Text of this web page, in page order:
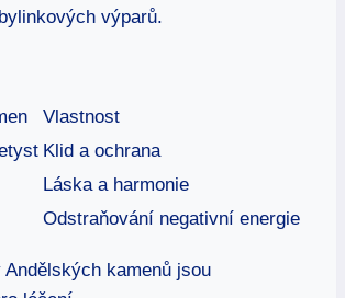
výparů.
Vlastnost
Klid a ochrana
Láska a harmonie
Odstraňování negativní energie